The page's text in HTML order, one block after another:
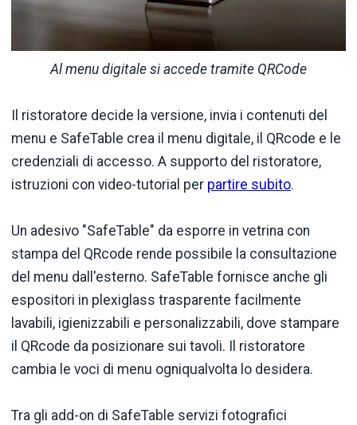
Al menu digitale si accede tramite QRCode
Il ristoratore decide la versione, invia i contenuti del
menu e SafeTable crea il menu digitale, il QRcode e le
credenziali di accesso. A supporto del ristoratore,
istruzioni con video-tutorial per partire subito.
Un adesivo "SafeTable" da esporre in vetrina con
stampa del QRcode rende possibile la consultazione
del menu dall'esterno. SafeTable fornisce anche gli
espositori in plexiglass trasparente facilmente
lavabili, igienizzabili e personalizzabili, dove stampare
il QRcode da posizionare sui tavoli. Il ristoratore
cambia le voci di menu ogniqualvolta lo desidera.
Tra gli add-on di SafeTable servizi fotografici